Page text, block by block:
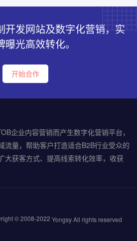
开发网站及数字化营销，实
曝光高效转化。
开始合作
企业内容营销而产生数字化营销平台，
流量，帮助客户打造适合B2B行业受众的
大获客方式、提高线索转化效率，收获
© 2008-2022 Yongsy All rights reserved